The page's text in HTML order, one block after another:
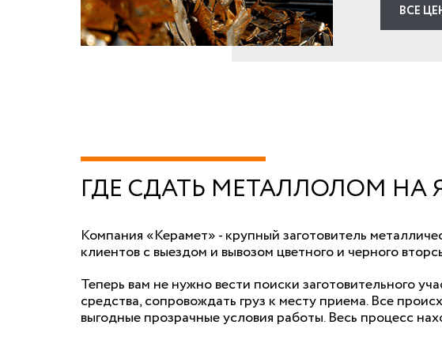
ВСЕ
ГДЕ СДАТЬ МЕТАЛЛОЛОМ НА
Компания «Керамет» - крупный заготовитель
клиентов с выездом и вывозом цветного и черного
Теперь вам не нужно вести поиски заготовительного
средства, сопровождать груз к месту приема. Все
выгодные прозрачные условия работы. Весь процесс